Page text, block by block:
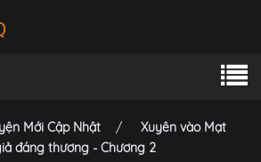
Mới Cập Nhật
Xuyên vào Mạt
đáng thương - Chương 2